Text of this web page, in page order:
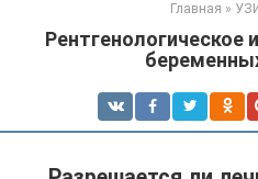
Главная »
Рентгенологическое